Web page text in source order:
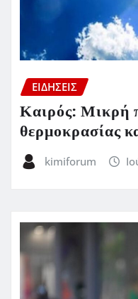
ΕΙΔΗΣΕΙΣ
Καιρός: Μικρή
θερμοκρασίας
kimiforum